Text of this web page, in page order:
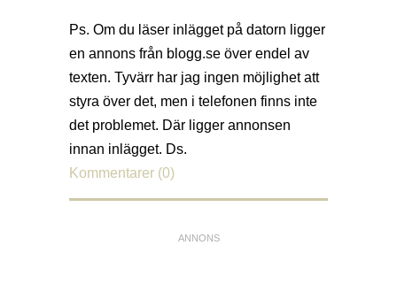
Ps. Om du läser inlägget på datorn ligger
en annons från blogg.se över endel av
texten. Tyvärr har jag ingen möjlighet att
styra över det, men i telefonen finns inte
det problemet. Där ligger annonsen
innan inlägget. Ds.
Kommentarer (0)